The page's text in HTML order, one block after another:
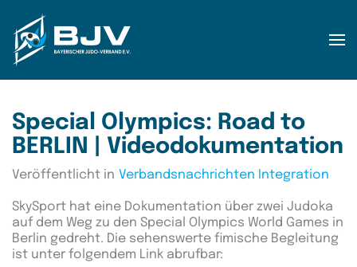
Zum Hauptinhalt springen
Special Olympics: Road to
BERLIN | Videodokumentation
Veröffentlicht in Verbandsnachrichten Integration
SkySport hat eine Dokumentation über zwei Judoka
auf dem Weg zu den Special Olympics World Games in
Berlin gedreht. Die sehenswerte fimische Begleitung
ist unter folgendem Link abrufbar: